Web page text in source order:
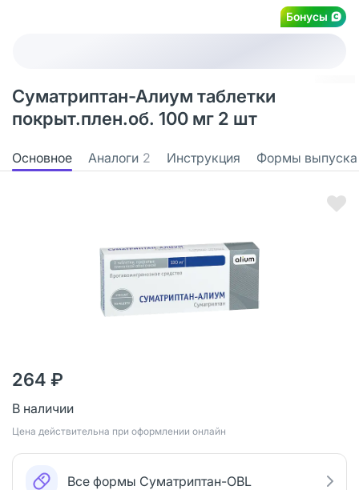
Бонусы
Суматриптан-Алиум таблетки
покрыт.плен.об. 100 мг 2 шт
Основное Аналоги 2 Инструкция Формы выпуска
264 ₽
В наличии
Цена действительна при оформлении онлайн
Все формы Суматриптан-OBL